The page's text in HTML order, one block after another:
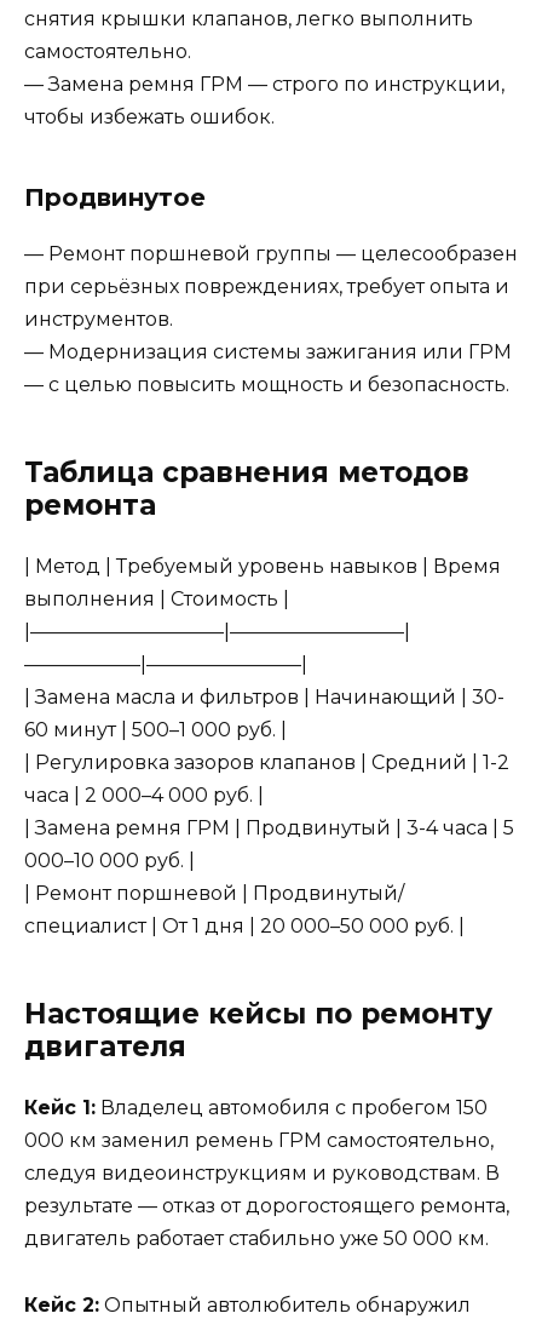
снятия крышки клапанов, легко выполнить
самостоятельно.
— Замена ремня ГРМ — строго по инструкции,
чтобы избежать ошибок.
Продвинутое
— Ремонт поршневой группы — целесообразен
при серьёзных повреждениях, требует опыта и
инструментов.
— Модернизация системы зажигания или ГРМ
— с целью повысить мощность и безопасность.
Таблица сравнения методов
ремонта
| Метод | Требуемый уровень навыков | Время
выполнения | Стоимость |
|——————————|—————————|
——————|————————|
| Замена масла и фильтров | Начинающий | 30-
60 минут | 500–1 000 руб. |
| Регулировка зазоров клапанов | Средний | 1-2
часа | 2 000–4 000 руб. |
| Замена ремня ГРМ | Продвинутый | 3-4 часа | 5
000–10 000 руб. |
| Ремонт поршневой | Продвинутый/
специалист | От 1 дня | 20 000–50 000 руб. |
Настоящие кейсы по ремонту
двигателя
Кейс 1: Владелец автомобиля с пробегом 150
000 км заменил ремень ГРМ самостоятельно,
следуя видеоинструкциям и руководствам. В
результате — отказ от дорогостоящего ремонта,
двигатель работает стабильно уже 50 000 км.
Кейс 2: Опытный автолюбитель обнаружил